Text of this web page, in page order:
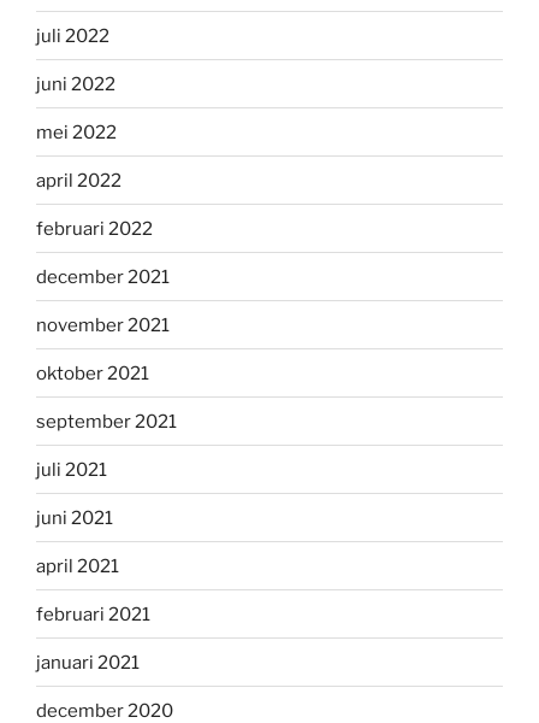
juli 2022
juni 2022
mei 2022
april 2022
februari 2022
december 2021
november 2021
oktober 2021
september 2021
juli 2021
juni 2021
april 2021
februari 2021
januari 2021
december 2020